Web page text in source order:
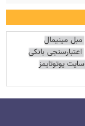
مبل مینیمال
اعتبارسنجی بانکی
سایت یوتوتایمز